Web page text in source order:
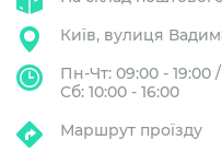
Київ, вулиця
Пн-Чт: 09:00 - 19:00
Сб: 10:00 - 16:00
Маршрут проїзду